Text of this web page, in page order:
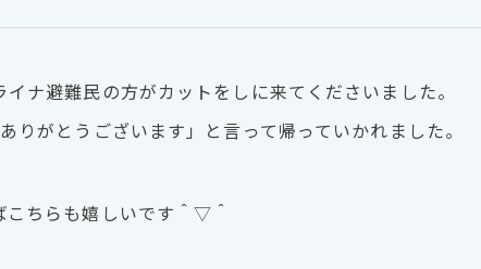
ナ避難民の方がカットをしに来てくださいました。
りがとうございます」と言って帰っていかれました。
こちらも嬉しいです＾▽＾